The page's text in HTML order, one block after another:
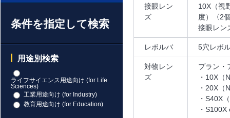
条件を指定して検索
用途別検索
ライフサイエンス用途向け (for Life
Sciences)
工業用途向け (for Industry)
教育用途向け (for Education)
接眼レン
ズ
10X（視
度）〈2
接眼レン
レボルバ 5穴レボ
対物レン
ズ
プラン・
・10X（
・20X（
・S40X
・